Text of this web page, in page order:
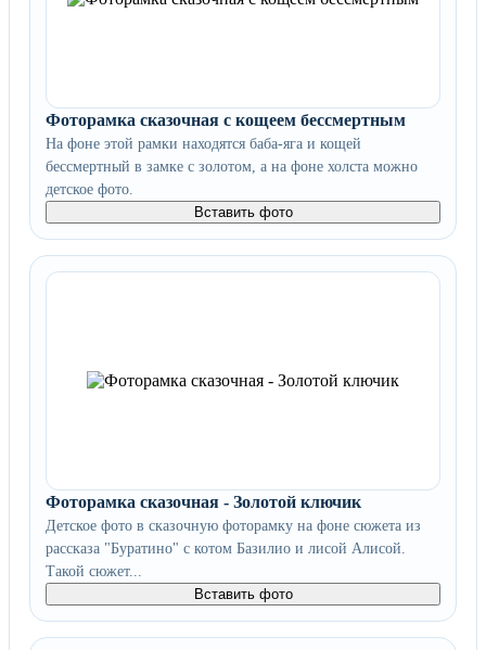
Фоторамка сказочная с кощеем бессмертным
На фоне этой рамки находятся баба-яга и кощей
бессмертный в замке с золотом, а на фоне холста можно
детское фото.
Вставить фото
Фоторамка сказочная - Золотой ключик
Детское фото в сказочную фоторамку на фоне сюжета из
рассказа "Буратино" с котом Базилио и лисой Алисой.
Такой сюжет...
Вставить фото